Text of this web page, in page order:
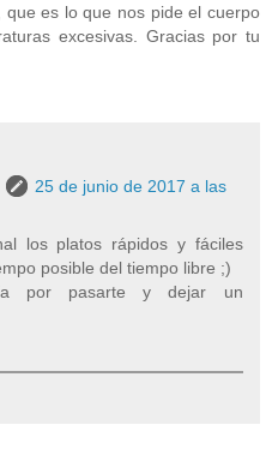
es lo que nos pide el cuerpo
excesivas. Gracias por tu
25 de junio de 2017 a las
los platos rápidos y fáciles
posible del tiempo libre ;)
por pasarte y dejar un